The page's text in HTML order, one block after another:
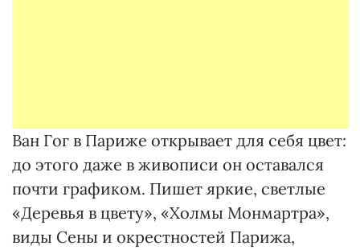
Ван Гог в Париже открывает для себя цвет:
до этого даже в живописи он оставался
почти графиком. Пишет яркие, светлые
«Деревья в цвету», «Холмы Монмартра»,
виды Сены и окрестностей Парижа,